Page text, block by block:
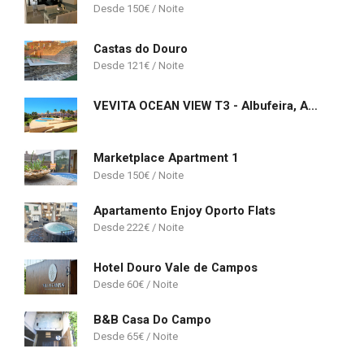
150€
Castas do Douro
121€
VEVITA OCEAN VIEW T3 - Albufeira, Algarve
Marketplace Apartment 1
150€
Apartamento Enjoy Oporto Flats
222€
Hotel Douro Vale de Campos
60€
B&B Casa Do Campo
65€